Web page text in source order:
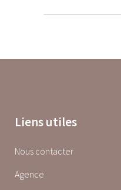
Liens utiles
Nous contacter
Agence